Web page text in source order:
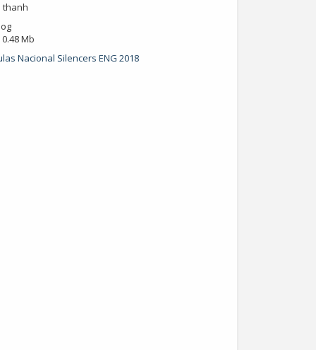
thanh
0.48 Mb
Nacional Silencers ENG 2018